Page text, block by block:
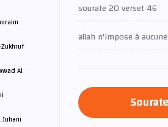
sourate 20 verset 46
allah n'impose à